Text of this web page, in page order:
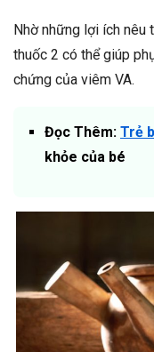
Nhờ những lợi ích nêu
thuốc 2 có thể giúp
chứng của viêm VA.
Đọc Thêm: Trẻ
khỏe của bé